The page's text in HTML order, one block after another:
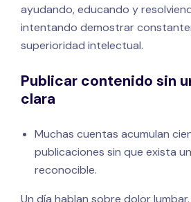
ayudando, educando y
intentando demostrar
superioridad intelectual.
Publicar contenido sin
clara
Muchas cuentas acumulan
publicaciones sin que exista
reconocible.
Un día hablan sobre dolor